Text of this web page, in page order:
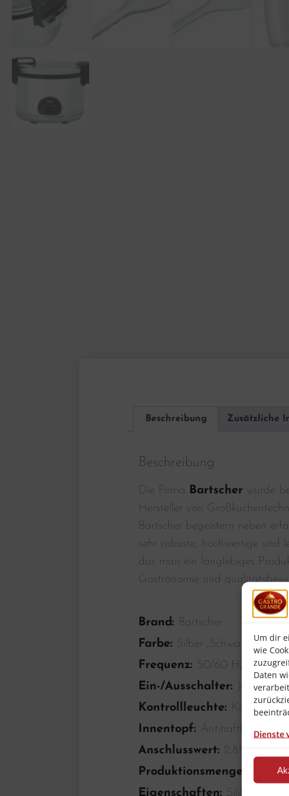
Um dir
wie
Daten
Dienste
Beschreibung Zusätzliche
Beschreibung
Die Firma Bartscher wurde
Hersteller von
Bartscher begeistern neben
sehr robuste, hochwertige und
das man ein langlebiges
Gastronomie und
Brand: Bartscher
Farbe: Silber ,Schwarz
Frequenz: 50/60 Hz
Ein-/Ausschalter:
Kontrollleuchte: Kochen
Innentopf:
Anschlusswert: 2,85 kW
Produktionsmenge Reis:
Eigenschaften: Silikonmatte